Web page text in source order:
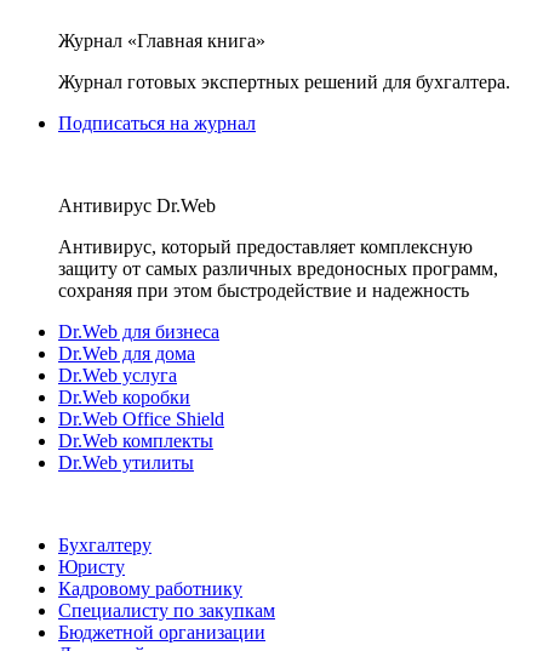
Журнал «Главная книга»
Журнал готовых экспертных решений для бухгалтера.
Подписаться на журнал
Антивирус Dr.Web
Антивирус, который предоставляет комплексную
защиту от самых различных вредоносных программ,
сохраняя при этом быстродействие и надежность
Dr.Web для бизнеса
Dr.Web для дома
Dr.Web услуга
Dr.Web коробки
Dr.Web Office Shield
Dr.Web комплекты
Dr.Web утилиты
Бухгалтеру
Юристу
Кадровому работнику
Специалисту по закупкам
Бюджетной организации